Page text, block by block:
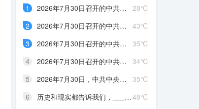
28℃
1
2026年7月30日召开的中共中央政治局会议强调，要有效扩大____，适应不同群体消费需求扩大优质供给，挖掘____潜力。扎实推进____规划建设。加快现代化产业体系建设，加强对基础研究的长期稳定支持，深入实施“人工智能+”行动，发展____，完善人工智能治理体系。积极推动前沿技术突破和未来产业发展，着力打造____，持续推动传统产业改造升级
43℃
2
2026年7月30日召开的中共中央政治局会议认为，今年以来，以习近平同志为核心的党中央团结带领全党全国各族人民锐意进取、奋勇拼搏，坚持统筹国内国际两个大局，统筹发展和安全，有效应对各种外部冲击和内部困难，我国经济呈现____、____的发展态势。同时，要高度重视经济运行中的困难挑战，坚定信心，迎难而上，用好各种机遇和优势，推动高质量发展行稳致远
35℃
3
2026年7月30日召开的中共中央政治局会议强调，持之以恒推进全面从严治党要坚持马克思列宁主义、毛泽东思想、邓小平理论、“三个代表”重要思想、科学发展观，全面贯彻____，深入学习贯彻____，落实____，以____为根本，坚持和加强党中央集中统一领导，着眼于提高党的长期执政能力、保持党的先进性和纯洁性、保持党同人民群众的血肉联系，坚持严的基调不动摇，健全全面从严治党体系，以党的政治建设为统领，全面推进党的各方面建设，充分激发全党积极性主动性创造性，不断实现党的自我净化、自我完善、自我革新、自我提高，确保党始终成为走在时代前列、人民衷心拥护、经得起各种风浪考验、朝气蓬勃的马克思主义执政党，始终成为中国特色社会主义事业的坚强领导核心。 ①习近平新时代中国特色社会主义思想②习近平党建思想③新时代党的建设总要求④党章。
34℃
4
2026年7月30日召开的中共中央政治局会议指出，党的十八大以来，全面从严治党取得伟大成就，开辟了百年大党____新境界，推动党和国家事业取得历史性成就、发生历史性变革，党和人民赢得强党强国的历史主动。同时，随着世情国情党情发生深刻变化，全面从严治党也面临许多新情况新问题。全党必须从巩固____、实现____的战略高度，深刻认识持之以恒推进全面从严治党的重大意义，坚定信心，保持定力，以____把新时代全面从严治党宝贵经验坚持好、运用好，把党的建设面临的突出问题整治好、解决好，把管党治党形成的良好政治局面巩固好、发展好
35℃
5
2026年7月30日，中共中央政治局召开会议，决定今年10月在北京召开中国共产党第二十届中央委员会____全体会议，主要议程是，中共中央政治局向中央委员会报告工作，研究____若干重大问题。会议分析研究当前经济形势，部署____经济工作。中共中央总书记习近平主持会议
48℃
6
历史和现实都告诉我们，____，是党的性质和宗旨的体现，是中国共产党区别于其他政党的显著标志，也是党发展壮大的重要原因；能否保持党同人民群众的血肉联系，决定着党的事业的成败